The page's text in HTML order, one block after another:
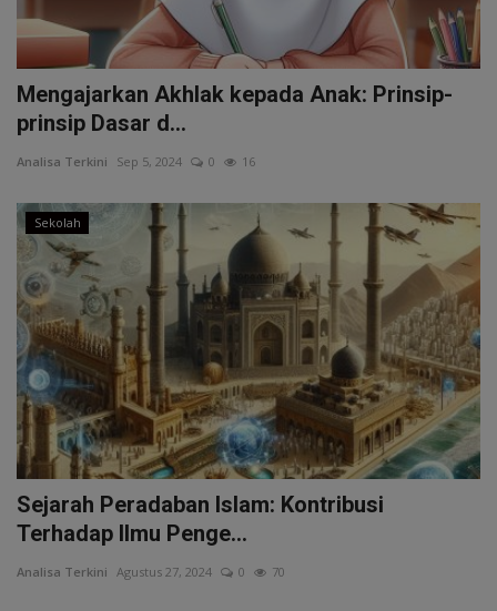
Mengajarkan Akhlak kepada Anak: Prinsip-
prinsip Dasar d...
Analisa Terkini Sep 5, 2024 0 16
Sekolah
Sejarah Peradaban Islam: Kontribusi
Terhadap Ilmu Penge...
Analisa Terkini Agustus 27, 2024 0 70